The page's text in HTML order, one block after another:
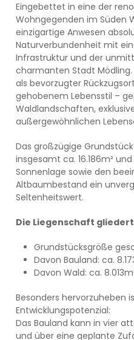
Eingebettet in eine der
Wohngegenden im Süden
einzigartige Anwesen
Naturverbundenheit mit
Infrastruktur und der
charmanten Stadt
als bevorzugter
gehobenem Lebensstil –
Waldlandschaften,
außergewöhnlichen
Das großzügige
insgesamt ca. 16.186m²
Sonnenlage sowie den
Altbaumbestand ein
Seltenheitswert.
Die Liegenschaft
Grundstücksgröße
Davon Bauland: ca.
Davon Wald: ca.
Besonders hervorzuheben
Entwicklungspotenzial:
Das Bauland kann in vier
und über eine geplante